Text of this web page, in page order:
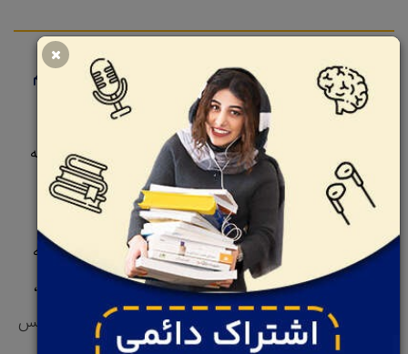
در اغلب شرکت ها، فقط یه زن در هر شرکت می تونه به مقام
ارشد
در اون شرکت برسه و از طرفی اون زن از سمت خانومای دیگه
احساس خطر می کنه و مانع پیشرفت اونها میشه.
و از سمت دیگه مادری که شغل خودش رو رها کرده ممکنه به
دلیل حسادت خانمای شاغل و موفق رو دوست نداشته باشه،
چون خودش نتونسته به اون جایگاه برسه. عدم اعتماد به
نفس